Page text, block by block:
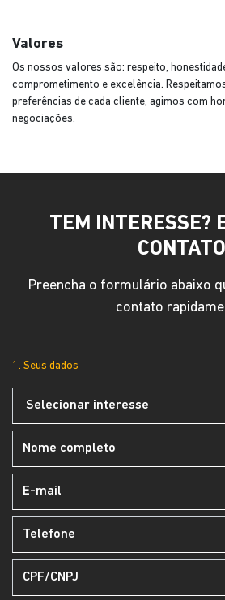
Valores
Os nossos valores são: respeito,
comprometimento e excelência.
preferências de cada cliente, agimos com
negociações.
TEM INTERESSE?
CONTATO
Preencha o formulário abaixo
contato
1. Seus dados